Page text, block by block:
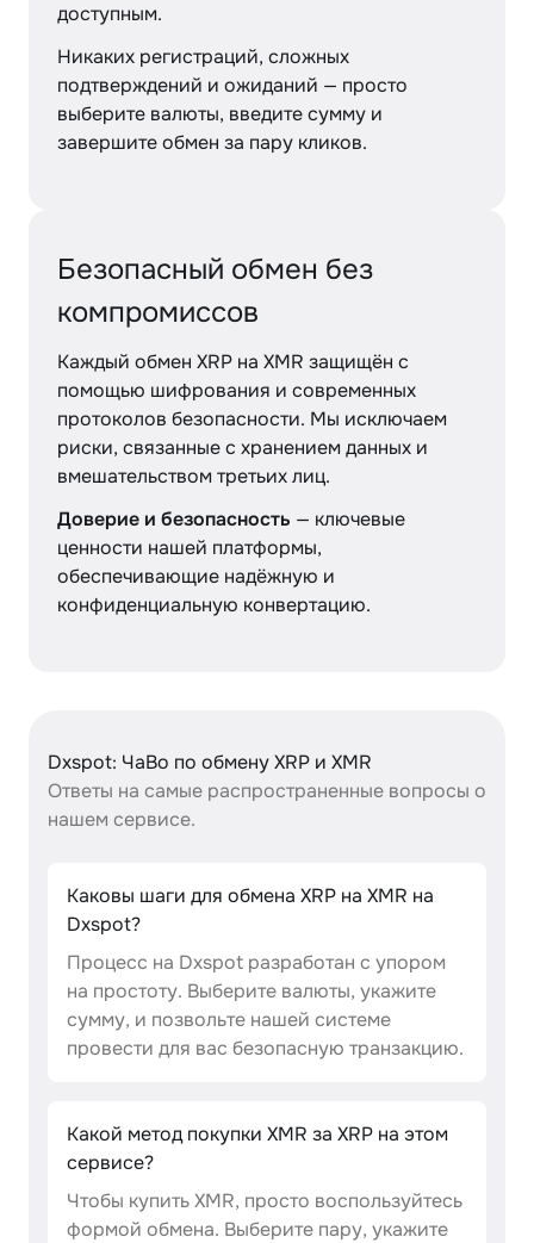
доступным.
Никаких регистраций, сложных
подтверждений и ожиданий — просто
выберите валюты, введите сумму и
завершите обмен за пару кликов.
Безопасный обмен без
компромиссов
Каждый обмен XRP на XMR защищён с
помощью шифрования и современных
протоколов безопасности. Мы исключаем
риски, связанные с хранением данных и
вмешательством третьих лиц.
Доверие и безопасность — ключевые
ценности нашей платформы,
обеспечивающие надёжную и
конфиденциальную конвертацию.
Dxspot: ЧаВо по обмену XRP и XMR
Ответы на самые распространенные вопросы о
нашем сервисе.
Каковы шаги для обмена XRP на XMR на
Dxspot?
Процесс на Dxspot разработан с упором
на простоту. Выберите валюты, укажите
сумму, и позвольте нашей системе
провести для вас безопасную транзакцию.
Какой метод покупки XMR за XRP на этом
сервисе?
Чтобы купить XMR, просто воспользуйтесь
формой обмена. Выберите пару, укажите